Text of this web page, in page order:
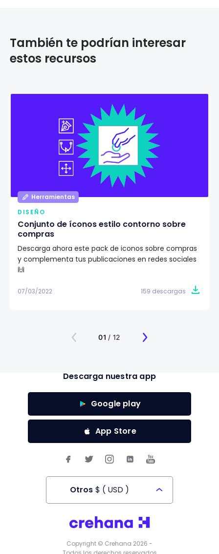
También te podrían interesar
estos recursos
Herramientas
DISEÑO
Conjunto de íconos estilo contorno sobre
compras
Descarga ahora este pack de iconos sobre compras
y complementa tus publicaciones en redes sociales
🙌
07/03/2022 159 descargas
01 / 12
Descarga nuestra app
Google play
App Store
Otros $ ( USD )